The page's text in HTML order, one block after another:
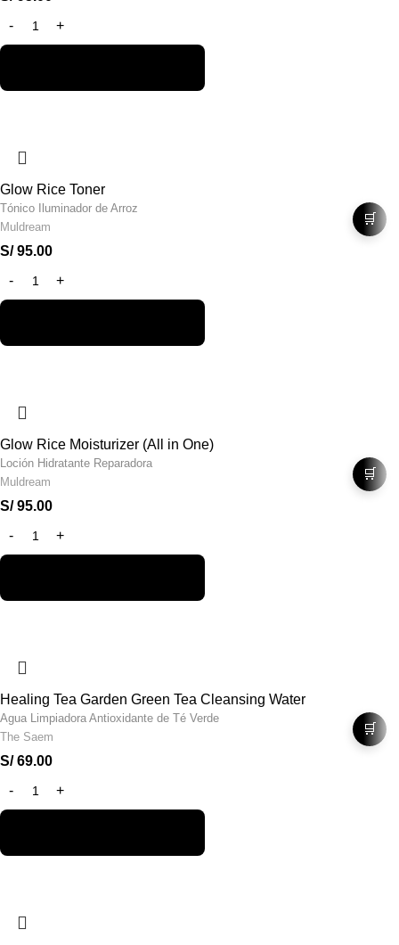
Glow Rice Toner
Tónico Iluminador de Arroz
Muldream
S/95.00
🛒
Glow Rice Moisturizer (All in One)
Loción Hidratante Reparadora
Muldream
S/95.00
🛒
Healing Tea Garden Green Tea Cleansing Water
Agua Limpiadora Antioxidante de Té Verde
The Saem
S/69.00
🛒